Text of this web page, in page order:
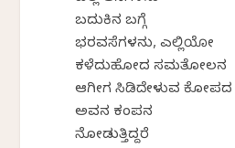
ಬದುಕಿನ ಬಗ್ಗೆ
ಭರವಸೆಗಳನು, ಎಲ್ಲಿಯೋ
ಕಳೆದುಹೋದ ಸಮತೋಲನ
ಆಗೀಗ ಸಿಡಿದೇಳುವ ಕೋಪದ
ಅವನ ಕಂಪನ
ನೋಡುತ್ತಿದ್ದರೆ